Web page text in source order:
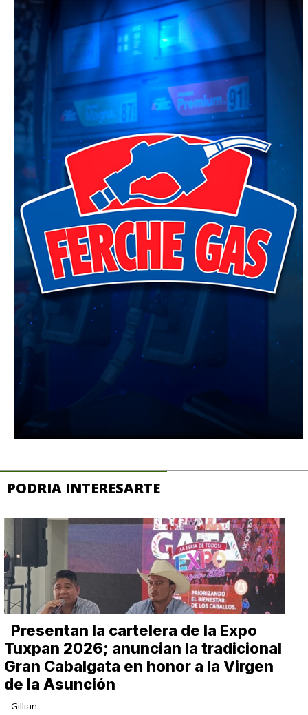
PODRIA INTERESARTE
Presentan la cartelera de la Expo
Tuxpan 2026; anuncian la tradicional
Gran Cabalgata en honor a la Virgen
de la Asunción
Gillian